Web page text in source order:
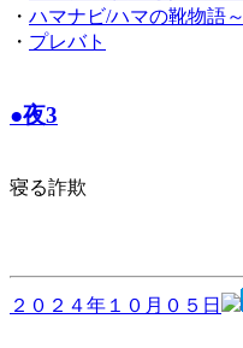
・ ハマナビ/ハマの靴物語
・ プレバト
●夜3
寝る詐欺
２０２４年１０月０５日